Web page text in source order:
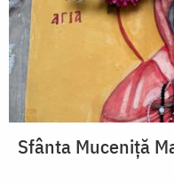
Sfânta Muceniță